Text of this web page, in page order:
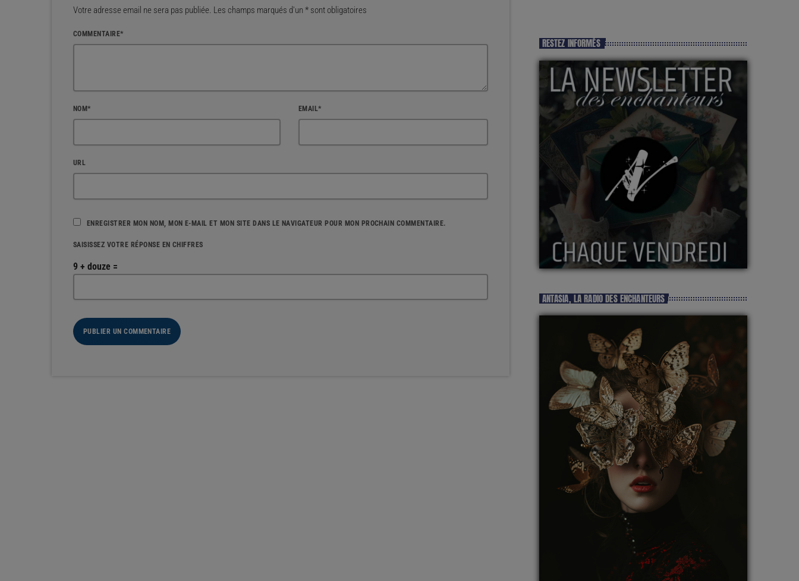
Votre adresse email ne sera pas publiée. Les champs marqués d'un * sont obligatoires
COMMENTAIRE*
NOM* EMAIL*
URL
ENREGISTRER MON NOM, MON E-MAIL ET MON SITE DANS LE NAVIGATEUR POUR MON PROCHAIN COMMENTAIRE.
SAISISSEZ VOTRE RÉPONSE EN CHIFFRES
9 + douze =
RESTEZ INFORMÉS
ANTASIA, LA RADIO DES ENCHANTEURS